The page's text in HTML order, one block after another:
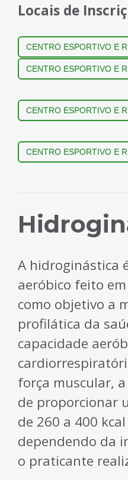
Locais de
CENTRO ESPORTIVO E
CENTRO ESPORTIVO E
CENTRO ESPORTIVO E
CENTRO ESPORTIVO E
A hidroginástica
aeróbico feito
como objetivo a
profilática da
capacidade
força muscular,
de proporcionar
de 260 a 400
dependendo da
o praticante